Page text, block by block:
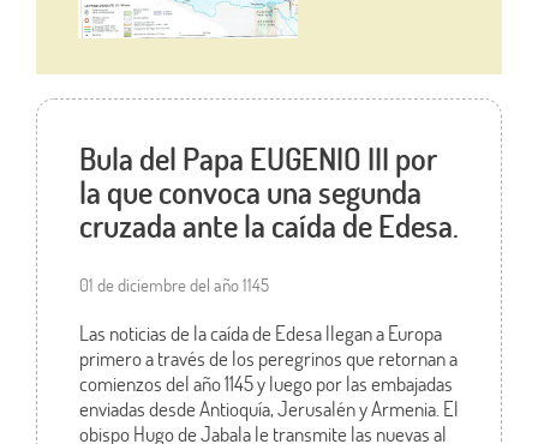
Bula del Papa EUGENIO III por
la que convoca una segunda
cruzada ante la caída de Edesa.
01 de diciembre del año 1145
Las noticias de la caída de Edesa llegan a Europa
primero a través de los peregrinos que retornan a
comienzos del año 1145 y luego por las embajadas
enviadas desde Antioquía, Jerusalén y Armenia. El
obispo Hugo de Jabala le transmite las nuevas al